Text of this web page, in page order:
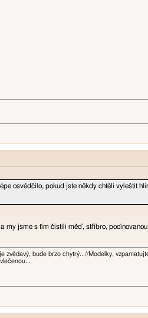
osvědčilo, pokud jste někdy chtěli vyleštit
my jsme s tím čistili měď, stříbro,
zvědavý, bude brzo chytrý...//Modelky,